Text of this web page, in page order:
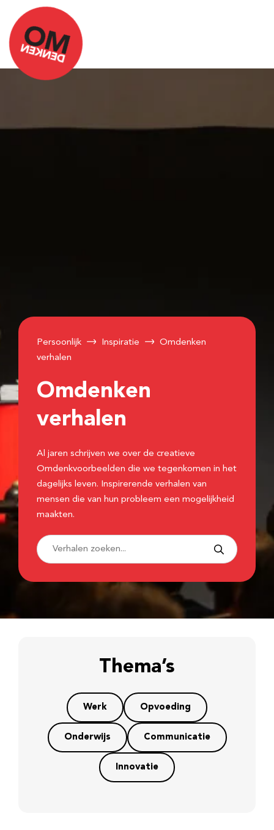
Persoonlijk Inspiratie
Omdenken
verhalen
Omdenken
verhalen
Al jaren schrijven we over de creatieve
Omdenkvoorbeelden die we tegenkomen in het
dagelijks leven. Inspirerende verhalen van
mensen die van hun probleem een mogelijkheid
maakten.
Thema’s
Werk Opvoeding
Onderwijs Communicatie
Innovatie